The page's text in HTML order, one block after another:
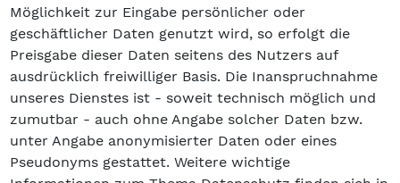
Möglichkeit zur Eingabe persönlicher oder
geschäftlicher Daten genutzt wird, so erfolgt die
Preisgabe dieser Daten seitens des Nutzers auf
ausdrücklich freiwilliger Basis. Die Inanspruchnahme
unseres Dienstes ist - soweit technisch möglich und
zumutbar - auch ohne Angabe solcher Daten bzw.
unter Angabe anonymisierter Daten oder eines
Pseudonyms gestattet. Weitere wichtige